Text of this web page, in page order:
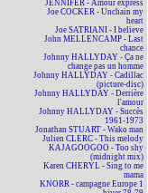
JENNIFER - Amour express
Joe COCKER - Unchain my
heart
Joe SATRIANI - I believe
John MELLENCAMP - Last
chance
Johnny HALLYDAY - Ça ne
change pas un homme
Johnny HALLYDAY - Cadillac
(picture-disc)
Johnny HALLYDAY - Derrière
l'amour
Johnny HALLYDAY - Succès
1961-1973
Jonathan STUART - Wako man
Julien CLERC - This melody
KAJAGOOGOO - Too shy
(midnight mix)
Karen CHERYL - Sing to me
mama
KNORR - campagne Europe 1